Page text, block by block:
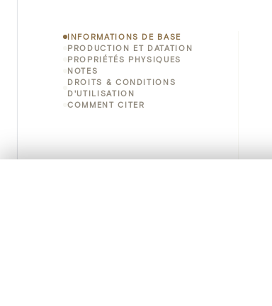
INFORMATIONS DE BASE
PRODUCTION ET DATATION
PROPRIÉTÉS PHYSIQUES
NOTES
DROITS & CONDITIONS
D'UTILISATION
COMMENT CITER